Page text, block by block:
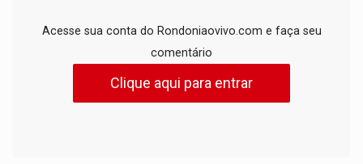
Acesse sua conta do Rondoniaovivo.com e faça seu
comentário
Clique aqui para entrar